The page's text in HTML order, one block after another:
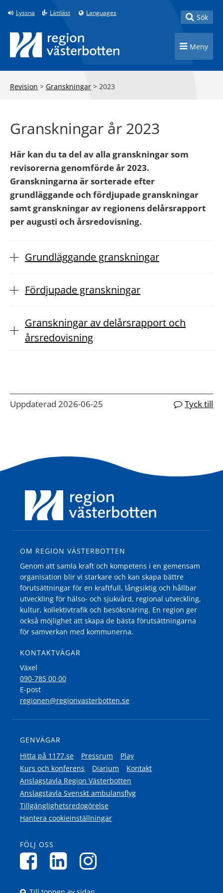
Till innehåll på sidan
Lyssna Lättläst Languages Toggle
Sök
Toggle
Meny
Revision > Granskningar > 2023
Granskningar år 2023
Här kan du ta del av alla granskningar som
revisorerna genomförde år 2023.
Granskningarna är sorterade efter
grundläggande och fördjupade granskningar
samt granskningar av regionens delårsrapport
per augusti och årsredovisning.
Grundläggande granskningar
Fördjupade granskningar
Granskningar av delårsrapport och
årsredovisning
Uppdaterad 2026-06-25 Tyck till
OM REGION VÄSTERBOTTEN
Genom att samla kraft och kompetens i en gemensam
organisation blir vi starkare och kan skapa bättre
förutsättningar för en kraftfull, långsiktig och hållbar
utveckling för hälso- och sjukvård, regional utveckling,
kultur, kollektivtrafik och besöksnäring. En region ger
också möjlighet att skapa de bästa förutsättningarna
för samverkan med kommunerna.
KONTAKTVÄGAR
Växel
090-785 00 00
E-post
regionen@regionvasterbotten.se
GENVÄGAR
Hitta på 1177.se
Pressrum
Play
Kurs och konferens
Diarium
Kontakt
Anslagstavla Region Västerbotten
Anslagstavla Svenskt ambulansflyg
Tillgänglighetsredogörelse
Hantera cookieinställningar
FÖLJ OSS